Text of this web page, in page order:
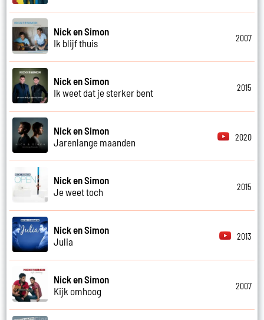
Nick en Simon
Ik blijf thuis
2007
Nick en Simon
Ik weet dat je sterker bent
2015
Nick en Simon
Jarenlange maanden
2020
Nick en Simon
Je weet toch
2015
Nick en Simon
Julia
2013
Nick en Simon
Kijk omhoog
2007